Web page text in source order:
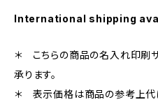
International shipping
＊ こちらの商品の名入れ印刷
承ります。
＊ 表示価格は商品の参考上代